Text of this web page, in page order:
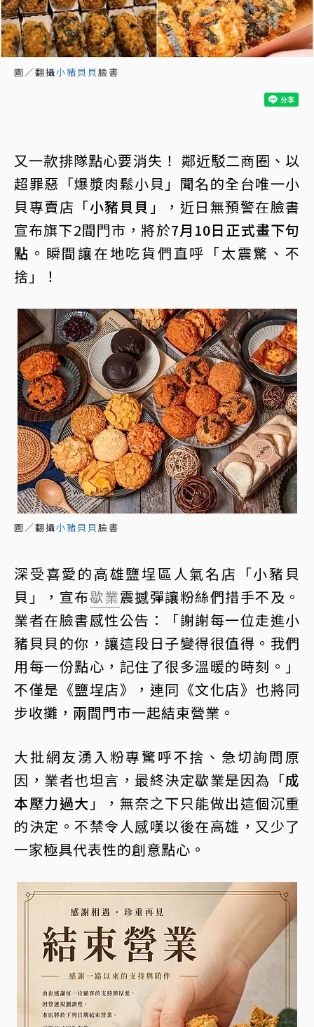
圖／翻攝小豬貝貝 臉書
又一款排隊點心要消失！ 鄰近駁二商圈、以
超罪惡「爆漿肉鬆小貝」聞名的全台唯一小
貝專賣店「小豬貝貝 」，近日無預警在臉書
宣布旗下2間門市，將於7月10日正式畫下句
點 。瞬間讓在地吃貨們直呼「太震驚、不
捨」！
圖／翻攝小豬貝貝 臉書
深受喜愛的高雄鹽埕區人氣名店「小豬貝
貝」，宣布歇業震撼彈讓粉絲們措手不及。
業者在臉書感性公告：「謝謝每一位走進小
豬貝貝的你，讓這段日子變得很值得。我們
用每一份點心，記住了很多溫暖的時刻。」
不僅是《鹽埕店》，連同《文化店》也將同
步收攤，兩間門市一起結束營業。
大批網友湧入粉專驚呼不捨、急切詢問原
因，業者也坦言，最終決定歇業是因為「成
本壓力過大 」，無奈之下只能做出這個沉重
的決定。不禁令人感嘆以後在高雄，又少了
一家極具代表性的創意點心。